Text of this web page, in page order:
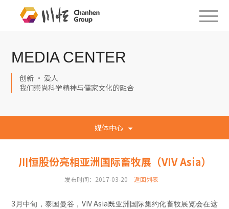
MEDIA CENTER
创新 · 爱人
我们崇尚科学精神与儒家文化的融合
媒体中心
川恒股份亮相亚洲国际畜牧展（VIV Asia）
发布时间：2017-03-20 返回列表
3 月中旬，泰国曼谷， VIV Asia既亚洲国际集约化畜牧展览会在这